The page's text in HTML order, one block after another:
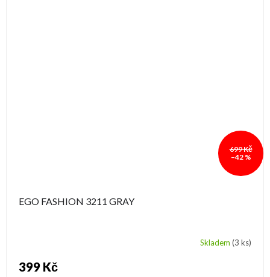
699 Kč
–42 %
EGO FASHION 3211 GRAY
Skladem (3 ks)
399 Kč